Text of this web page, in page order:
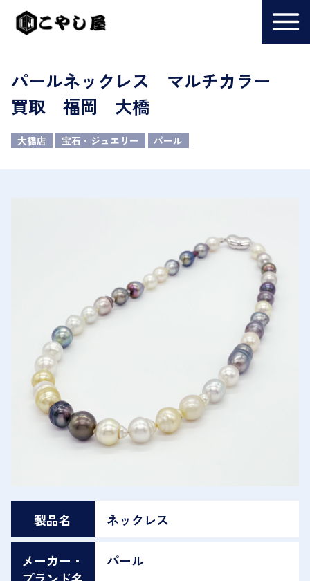
パールネックレス マルチカラー
買取 福岡 大橋
大橋店 宝石・ジュエリー パール
製品名 ネックレス
メーカー・
パール